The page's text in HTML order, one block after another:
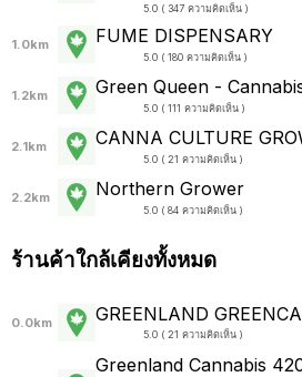
5.0 ( 347 ความคิดเห็น )
1.0km FUME DISPENSARY
5.0 ( 180 ความคิดเห็น )
1.2km Green Queen -
5.0 ( 111 ความคิดเห็น )
2.1km CANNA CULTURE
5.0 ( 21 ความคิดเห็น )
2.2km Northern Grower
5.0 ( 84 ความคิดเห็น )
ร้านค้าใกล้เคียงทั้งหมด
0.0km GREENLAND
5.0 ( 21 ความคิดเห็น )
Greenland Cannabis